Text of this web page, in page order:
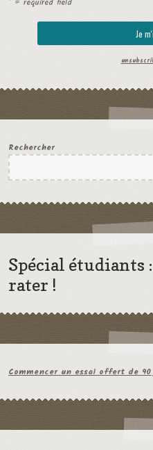
Rechercher
Spécial étudiants
rater !
Commencer un essai offert de